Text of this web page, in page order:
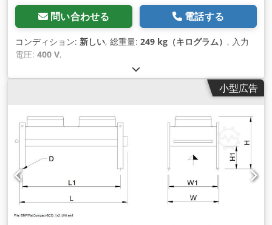
問い合わせる 電話する
コンディション: 新しい, 総重量: 249 kg（キログラム） , 入力
電圧: 400 V,
小型広告